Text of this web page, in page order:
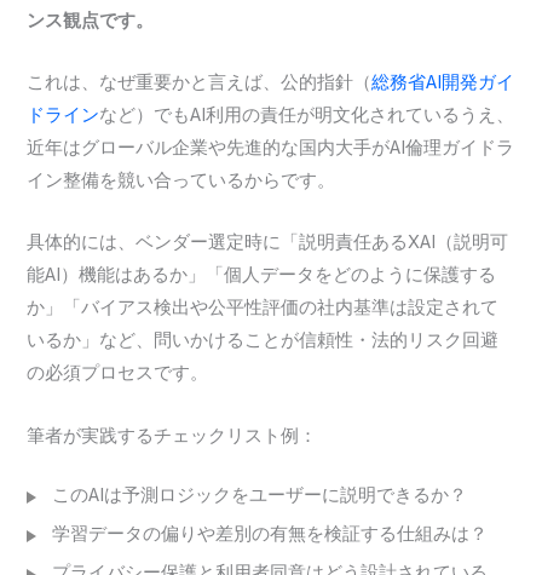
ンス観点です。
これは、なぜ重要かと言えば、公的指針（総務省AI開発ガイ
ドラインなど）でもAI利用の責任が明文化されているうえ、
近年はグローバル企業や先進的な国内大手がAI倫理ガイドラ
イン整備を競い合っているからです。
具体的には、ベンダー選定時に「説明責任あるXAI（説明可
能AI）機能はあるか」「個人データをどのように保護する
か」「バイアス検出や公平性評価の社内基準は設定されて
いるか」など、問いかけることが信頼性・法的リスク回避
の必須プロセスです。
筆者が実践するチェックリスト例：
このAIは予測ロジックをユーザーに説明できるか？
学習データの偏りや差別の有無を検証する仕組みは？